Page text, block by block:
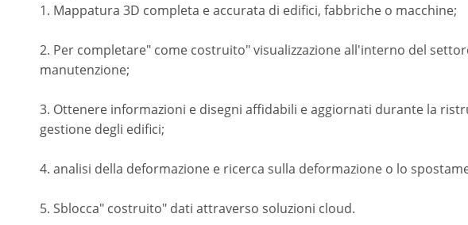
1. Mappatura 3D completa e accurata di edifici, fabbriche o macchine;
2. Per completare" come costruito" visualizzazione all'interno del
manutenzione;
3. Ottenere informazioni e disegni affidabili e aggiornati durante la
gestione degli edifici;
4. analisi della deformazione e ricerca sulla deformazione o lo
5. Sblocca" costruito" dati attraverso soluzioni cloud.